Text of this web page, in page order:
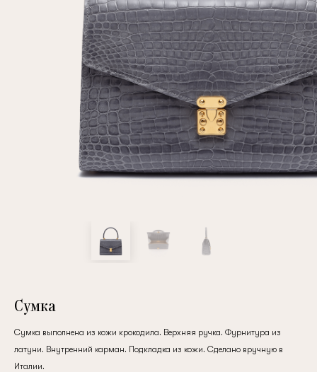
Электронная почта
Повтор пароля
Дата рождения
политики конфиденциальности
Зарегистрированный
Сумка
Сумка выполнена из кожи крокодила. Верхняя ручка. Фурнитура из
латуни. Внутренний карман. Подкладка из кожи. Сделано вручную в
Италии.